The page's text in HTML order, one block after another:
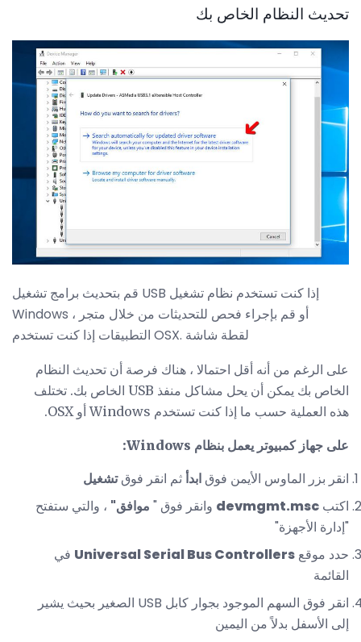
تحديث النظام الخاص بك
قم بتحديث برامج تشغيل USB إذا كنت تستخدم نظام تشغيل
Windows ، أو قم بإجراء فحص للتحديثات من خلال متجر
التطبيقات إذا كنت تستخدم OSX. لقطة شاشة
على الرغم من أنه أقل احتمالا ، هناك فرصة أن تحديث النظام
الخاص بك يمكن أن يحل مشاكل منفذ USB الخاص بك. تختلف
هذه العملية حسب ما إذا كنت تستخدم Windows أو OSX.
على جهاز كمبيوتر يعمل بنظام Windows:
انقر بزر الماوس الأيمن فوق ابدأ ثم انقر فوقتشغيل
اكتب devmgmt.msc وانقر فوق " موافق" ، والتي ستفتح
"إدارة الأجهزة"
حدد موقع Universal Serial Bus Controllers في
القائمة
انقر فوق السهم الموجود بجوار كابل USB الصغير بحيث يشير
إلى الأسفل بدلاً من اليمين